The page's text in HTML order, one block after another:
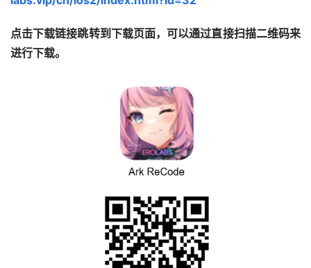
点击下载链接跳转到下载页面，可以通过直接扫描二维码来
进行下载。